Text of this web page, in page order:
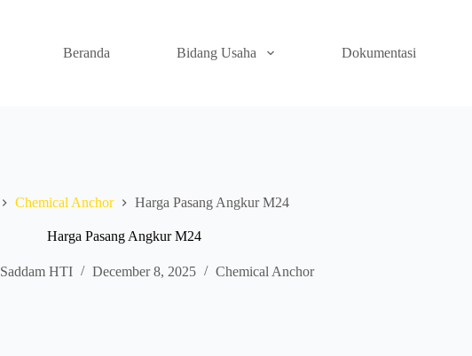
Beranda Bidang Usaha Dokumentasi
Chemical Anchor Harga Pasang Angkur M24
Harga Pasang Angkur M24
Saddam HTI December 8, 2025 Chemical Anchor